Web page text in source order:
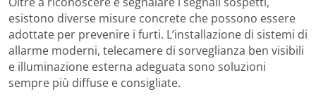
esistono diverse misure concrete che possono essere
adottate per prevenire i furti. L’installazione di sistemi di
allarme moderni, telecamere di sorveglianza ben visibili
e illuminazione esterna adeguata sono soluzioni
sempre più diffuse e consigliate.